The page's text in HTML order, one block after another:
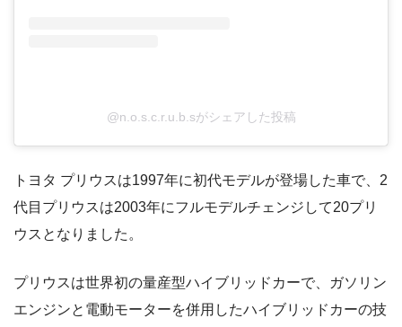
@n.o.s.c.r.u.b.sがシェアした投稿
トヨタ プリウスは1997年に初代モデルが登場した車で、2
代目プリウスは2003年にフルモデルチェンジして20プリ
ウスとなりました。
プリウスは世界初の量産型ハイブリッドカーで、ガソリン
エンジンと電動モーターを併用したハイブリッドカーの技